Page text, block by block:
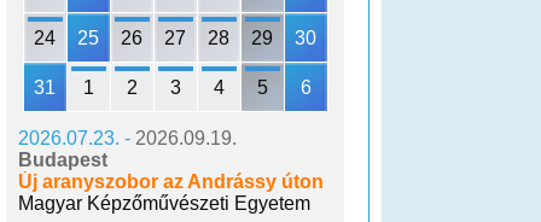
24 25 26 27 28 29 30
31 1 2 3 4 5 6
2026.07.23. - 2026.09.19.
Budapest
Új aranyszobor az Andrássy úton
Magyar Képzőművészeti Egyetem